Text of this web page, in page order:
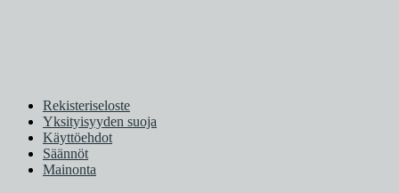
Rekisteriseloste
Yksityisyyden suoja
Käyttöehdot
Säännöt
Mainonta